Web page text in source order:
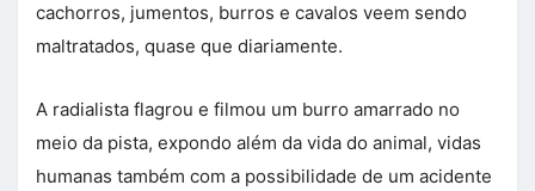
cachorros, jumentos, burros e cavalos veem sendo
maltratados, quase que diariamente.
A radialista flagrou e filmou um burro amarrado no
meio da pista, expondo além da vida do animal, vidas
humanas também com a possibilidade de um acidente